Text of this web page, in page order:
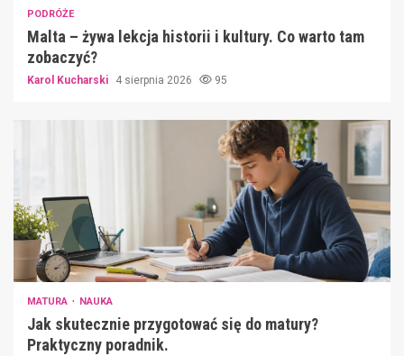
PODRÓŻE
Malta – żywa lekcja historii i kultury. Co warto tam
zobaczyć?
Karol Kucharski 4 sierpnia 2026 95
MATURA NAUKA
Jak skutecznie przygotować się do matury?
Praktyczny poradnik.